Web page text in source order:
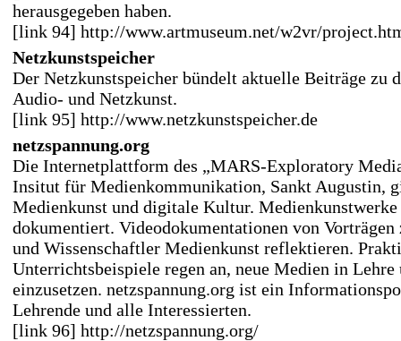
herausgegeben haben.
[link 94] http://www.artmuseum.net/w2vr/
Netzkunstspeicher
Der Netzkunstspeicher bündelt aktuelle Beiträge zu
Audio- und Netzkunst.
[link 95] http://www.netzkunstspeicher.de
netzspannung.org
Die Internetplattform des „MARS-Exploratory
Insitut für Medienkommunikation, Sankt Augustin,
Medienkunst und digitale Kultur.
dokumentiert. Videodokumentationen von
und Wissenschaftler Medienkunst reflektieren.
Unterrichtsbeispiele regen an, neue Medien in
einzusetzen. netzspannung.org ist ein
Lehrende und alle Interessierten.
[link 96] http://netzspannung.org/